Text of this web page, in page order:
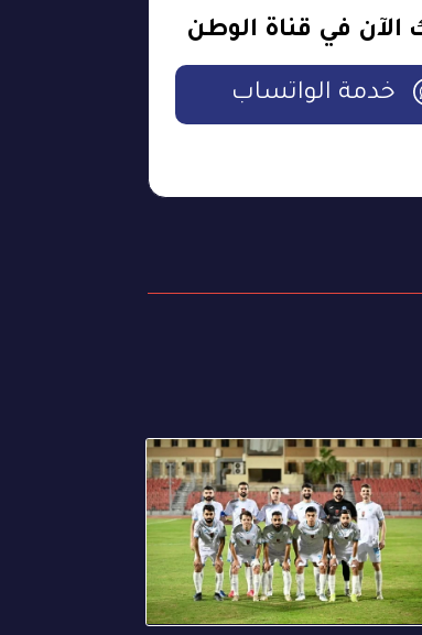
الآن في قناة الوطن
خدمة الواتساب